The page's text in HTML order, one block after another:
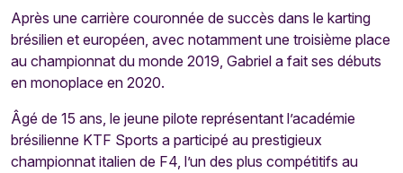
Après une carrière couronnée de succès dans le karting
brésilien et européen, avec notamment une troisième place
au championnat du monde 2019, Gabriel a fait ses débuts
en monoplace en 2020.
Âgé de 15 ans, le jeune pilote représentant l’académie
brésilienne KTF Sports a participé au prestigieux
championnat italien de F4, l’un des plus compétitifs au